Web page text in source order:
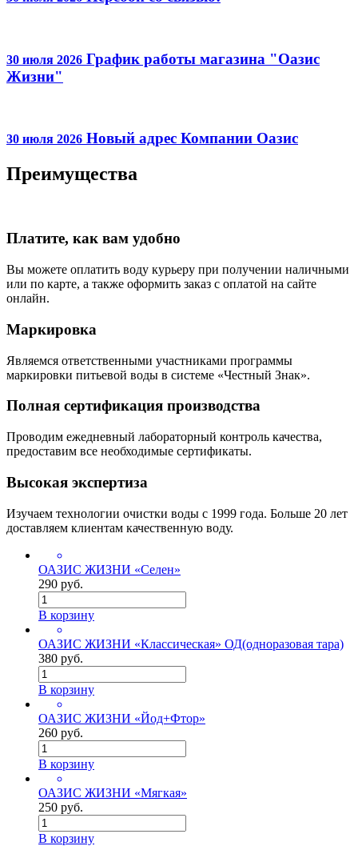
30 июля 2026 График работы магазина "Оазис
Жизни"
30 июля 2026 Новый адрес Компании Оазис
Преимущества
Платите, как вам удобно
Вы можете оплатить воду курьеру при получении наличными
или по карте, а также оформить заказ с оплатой на сайте
онлайн.
Маркировка
Являемся ответственными участниками программы
маркировки питьевой воды в системе «Честный Знак».
Полная сертификация производства
Проводим ежедневный лабораторный контроль качества,
предоставим все необходимые сертификаты.
Высокая экспертиза
Изучаем технологии очистки воды с 1999 года. Больше 20 лет
доставляем клиентам качественную воду.
ОАЗИС ЖИЗНИ «Селен»
290 руб.
В корзину
ОАЗИС ЖИЗНИ «Классическая» ОД(одноразовая тара)
380 руб.
В корзину
ОАЗИС ЖИЗНИ «Йод+Фтор»
260 руб.
В корзину
ОАЗИС ЖИЗНИ «Мягкая»
250 руб.
В корзину